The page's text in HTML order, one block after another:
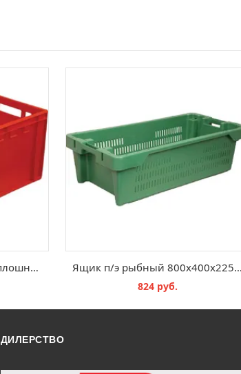
Ящик п/э 600х400х300 сплошной Е3 Ящик п/э рыбный 800х400х225 перфорированный дно сплошное зеленый
824 руб.
ДИЛЕРСТВО